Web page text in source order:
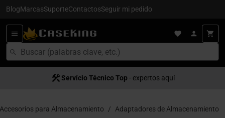
BlogMarcasSuporteContactosSeguir mi pedido
Servício Técnico Top - expertos aquí
Accesorios para Almacenamiento Adaptadores de Almacenamiento